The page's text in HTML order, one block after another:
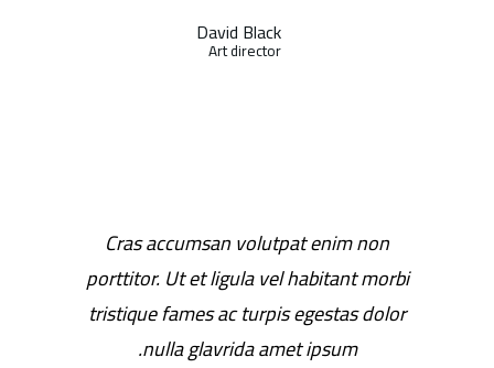
David Black
Art director
Cras accumsan volutpat enim non
porttitor. Ut et ligula vel habitant morbi
tristique fames ac turpis egestas dolor
nulla glavrida amet ipsum.